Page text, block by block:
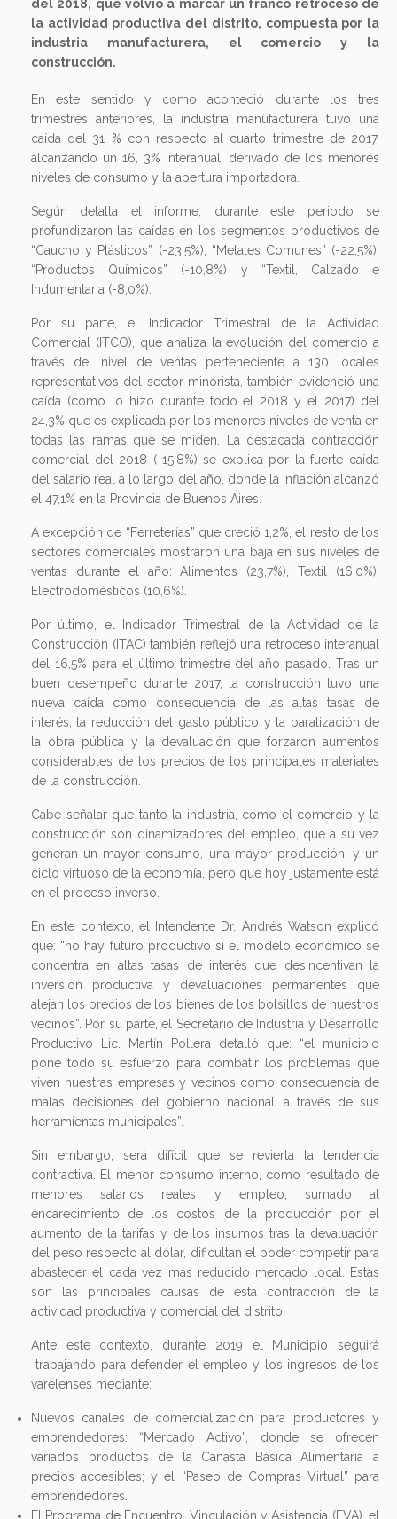
del 2018, que volvió a marcar un franco retroceso de
la actividad productiva del distrito, compuesta por la
industria manufacturera, el comercio y la
construcción.
En este sentido y como aconteció durante los tres
trimestres anteriores, la industria manufacturera tuvo una
caída del 31 % con respecto al cuarto trimestre de 2017,
alcanzando un 16, 3% interanual, derivado de los menores
niveles de consumo y la apertura importadora.
Según detalla el informe, durante este periodo se
profundizaron las caídas en los segmentos productivos de
“Caucho y Plásticos” (-23,5%), “Metales Comunes” (-22,5%),
“Productos Químicos” (-10,8%) y “Textil, Calzado e
Indumentaria (-8,0%).
Por su parte, el Indicador Trimestral de la Actividad
Comercial (ITCO), que analiza la evolución del comercio a
través del nivel de ventas perteneciente a 130 locales
representativos del sector minorista, también evidenció una
caída (como lo hizo durante todo el 2018 y el 2017) del
24,3% que es explicada por los menores niveles de venta en
todas las ramas que se miden. La destacada contracción
comercial del 2018 (-15,8%) se explica por la fuerte caída
del salario real a lo largo del año, donde la inflación alcanzó
el 47,1% en la Provincia de Buenos Aires.
A excepción de “Ferreterías” que creció 1,2%, el resto de los
sectores comerciales mostraron una baja en sus niveles de
ventas durante el año: Alimentos (23,7%), Textil (16,0%);
Electrodomésticos (10,6%).
Por último, el Indicador Trimestral de la Actividad de la
Construcción (ITAC) también reflejó una retroceso interanual
del 16,5% para el último trimestre del año pasado. Tras un
buen desempeño durante 2017, la construcción tuvo una
nueva caída como consecuencia de las altas tasas de
interés, la reducción del gasto público y la paralización de
la obra pública y la devaluación que forzaron aumentos
considerables de los precios de los principales materiales
de la construcción.
Cabe señalar que tanto la industria, como el comercio y la
construcción son dinamizadores del empleo, que a su vez
generan un mayor consumo, una mayor producción, y un
ciclo virtuoso de la economía, pero que hoy justamente está
en el proceso inverso.
En este contexto, el Intendente Dr. Andrés Watson explicó
que: “no hay futuro productivo si el modelo económico se
concentra en altas tasas de interés que desincentivan la
inversión productiva y devaluaciones permanentes que
alejan los precios de los bienes de los bolsillos de nuestros
vecinos”. Por su parte, el Secretario de Industria y Desarrollo
Productivo Lic. Martín Pollera detalló que: “el municipio
pone todo su esfuerzo para combatir los problemas que
viven nuestras empresas y vecinos como consecuencia de
malas decisiones del gobierno nacional, a través de sus
herramientas municipales”.
Sin embargo, será difícil que se revierta la tendencia
contractiva. El menor consumo interno, como resultado de
menores salarios reales y empleo, sumado al
encarecimiento de los costos de la producción por el
aumento de la tarifas y de los insumos tras la devaluación
del peso respecto al dólar, dificultan el poder competir para
abastecer el cada vez más reducido mercado local. Estas
son las principales causas de esta contracción de la
actividad productiva y comercial del distrito.
Ante este contexto, durante 2019 el Municipio seguirá
trabajando para defender el empleo y los ingresos de los
varelenses mediante:
Nuevos canales de comercialización para productores y
emprendedores: “Mercado Activo”, donde se ofrecen
variados productos de la Canasta Básica Alimentaria a
precios accesibles; y el “Paseo de Compras Virtual” para
emprendedores.
El Programa de Encuentro, Vinculación y Asistencia (EVA), el